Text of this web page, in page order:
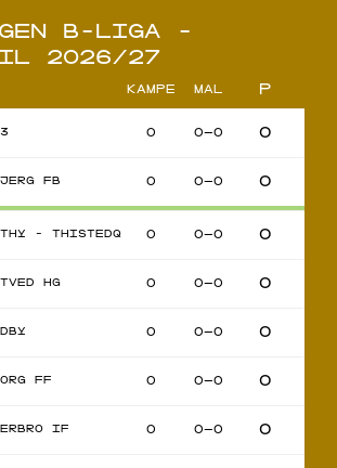
B-LIGA -
2026/27
KAMPE MÅL P
0 0–0 0
FB 0 0–0 0
- THISTEDQ 0 0–0 0
HG 0 0–0 0
0 0–0 0
FF 0 0–0 0
IF 0 0–0 0